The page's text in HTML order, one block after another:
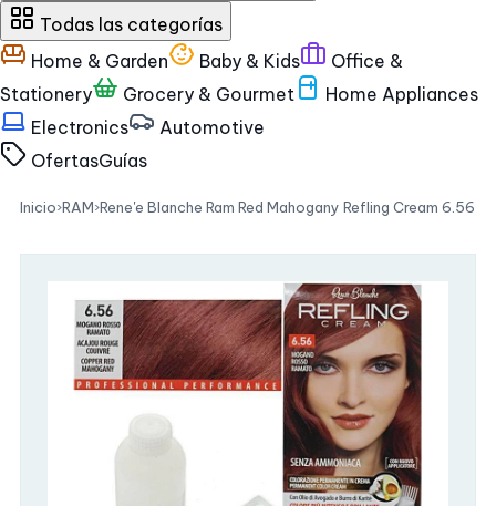
Todas las categorías
Home & Garden
Baby & Kids
Office &
Stationery
Grocery & Gourmet
Home Appliances
Electronics
Automotive
OfertasGuías
Inicio›RAM›Rene'e Blanche Ram Red Mahogany Refling Cream 6.56